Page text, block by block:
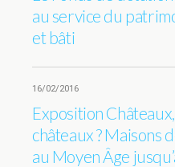
au service du
et bâti
16/02/2016
Exposition
châteaux ? Maisons
au Moyen Âge